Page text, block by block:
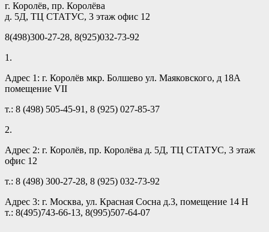
г. Королёв, пр. Королёва
д. 5Д, ТЦ СТАТУС, 3 этаж офис 12
8(498)300-27-28, 8(925)032-73-92
1.
Адрес 1: г. Королёв мкр. Болшево ул. Маяковского, д 18А
помещение VII
т.: 8 (498) 505-45-91, 8 (925) 027-85-37
2.
Адрес 2: г. Королёв, пр. Королёва д. 5Д, ТЦ СТАТУС, 3 этаж
офис 12
т.: 8 (498) 300-27-28, 8 (925) 032-73-92
Адрес 3: г. Москва, ул. Красная Сосна д.3, помещение 14 Н
т.: 8(495)743-66-13, 8(995)507-64-07